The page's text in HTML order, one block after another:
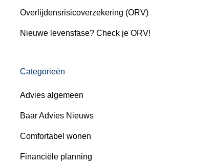
Overlijdensrisicoverzekering (ORV)
Nieuwe levensfase? Check je ORV!
Categorieën
Advies algemeen
Baar Advies Nieuws
Comfortabel wonen
Financiële planning